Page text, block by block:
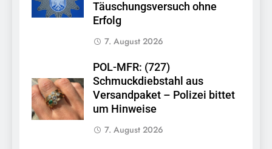
Täuschungsversuch ohne
Erfolg
7. August 2026
POL-MFR: (727)
Schmuckdiebstahl aus
Versandpaket – Polizei bittet
um Hinweise
7. August 2026